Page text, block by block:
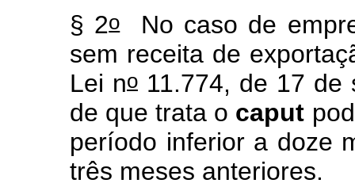
§ 2oNo caso de
sem receita de
Lei no 11.774, de 17 de
de que trata o caput
período inferior a doze
três meses anteriores.